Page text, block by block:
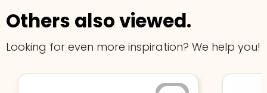
Others also viewed.
Looking for even more inspiration? We help you!